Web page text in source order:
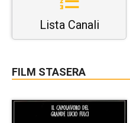
Lista Canali
FILM STASERA